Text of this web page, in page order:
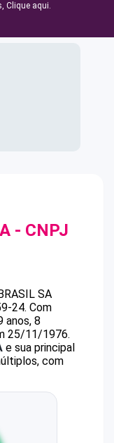
Clique aqui.
- CNPJ
SA
24. Com
anos, 8
25/11/1976.
e sua principal
com